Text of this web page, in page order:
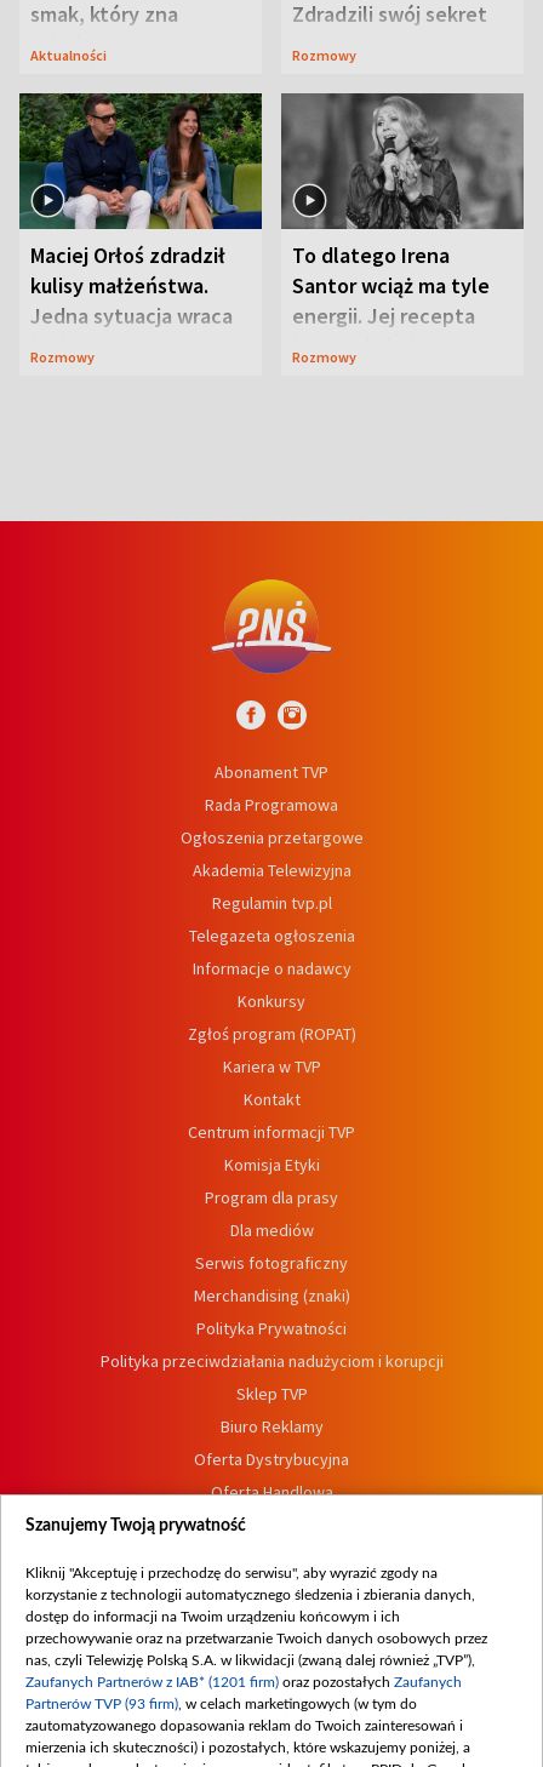
smak, który zna
Lubelszczyzna
Aktualności
Zdradzili swój sekret
Rozmowy
Maciej Orłoś zdradził
kulisy małżeństwa.
Jedna sytuacja wraca
jak bumerang
Rozmowy
To dlatego Irena
Santor wciąż ma tyle
energii. Jej recepta
jest zaskakująco
Rozmowy
Abonament TVP
Rada Programowa
Ogłoszenia przetargowe
Akademia Telewizyjna
Regulamin tvp.pl
Telegazeta ogłoszenia
Informacje o nadawcy
Konkursy
Zgłoś program (ROPAT)
Kariera w TVP
Kontakt
Centrum informacji TVP
Komisja Etyki
Program dla prasy
Dla mediów
Serwis fotograficzny
Merchandising (znaki)
Polityka Prywatności
Polityka przeciwdziałania nadużyciom i korupcji
Sklep TVP
Biuro Reklamy
Oferta Dystrybucyjna
Oferta Handlowa
Dostępność
Procedura zgłoszeń wewnętrznych
Szanujemy Twoją prywatność
Kliknij "Akceptuję i przechodzę do serwisu", aby wyrazić zgody na
korzystanie z technologii automatycznego śledzenia i zbierania danych,
dostęp do informacji na Twoim urządzeniu końcowym i ich
przechowywanie oraz na przetwarzanie Twoich danych osobowych przez
nas, czyli Telewizję Polską S.A. w likwidacji (zwaną dalej również „TVP”),
Zaufanych Partnerów z IAB* (1201 firm) oraz pozostałych Zaufanych
Partnerów TVP (93 firm) , w celach marketingowych (w tym do
zautomatyzowanego dopasowania reklam do Twoich zainteresowań i
mierzenia ich skuteczności) i pozostałych, które wskazujemy poniżej, a